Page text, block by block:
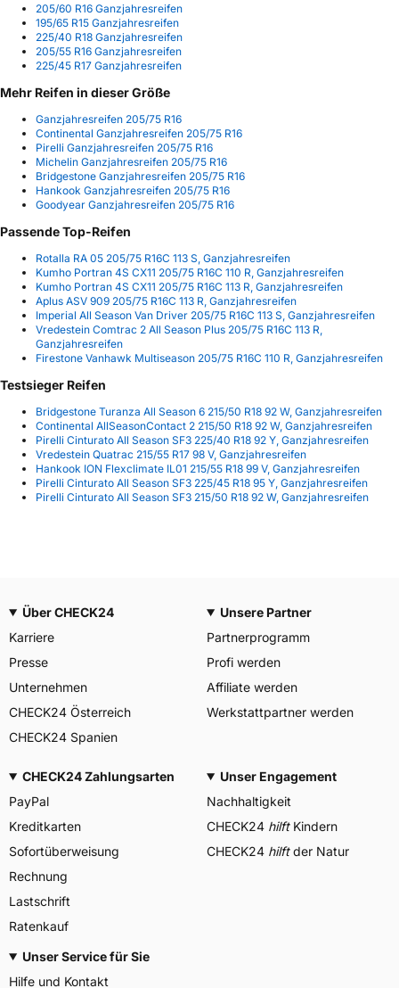
205/60 R16 Ganzjahresreifen
195/65 R15 Ganzjahresreifen
225/40 R18 Ganzjahresreifen
205/55 R16 Ganzjahresreifen
225/45 R17 Ganzjahresreifen
Mehr Reifen in dieser Größe
Ganzjahresreifen 205/75 R16
Continental Ganzjahresreifen 205/75 R16
Pirelli Ganzjahresreifen 205/75 R16
Michelin Ganzjahresreifen 205/75 R16
Bridgestone Ganzjahresreifen 205/75 R16
Hankook Ganzjahresreifen 205/75 R16
Goodyear Ganzjahresreifen 205/75 R16
Passende Top-Reifen
Rotalla RA 05 205/75 R16C 113 S, Ganzjahresreifen
Kumho Portran 4S CX11 205/75 R16C 110 R, Ganzjahresreifen
Kumho Portran 4S CX11 205/75 R16C 113 R, Ganzjahresreifen
Aplus ASV 909 205/75 R16C 113 R, Ganzjahresreifen
Imperial All Season Van Driver 205/75 R16C 113 S, Ganzjahresreifen
Vredestein Comtrac 2 All Season Plus 205/75 R16C 113 R,
Ganzjahresreifen
Firestone Vanhawk Multiseason 205/75 R16C 110 R, Ganzjahresreifen
Testsieger Reifen
Bridgestone Turanza All Season 6 215/50 R18 92 W, Ganzjahresreifen
Continental AllSeasonContact 2 215/50 R18 92 W, Ganzjahresreifen
Pirelli Cinturato All Season SF3 225/40 R18 92 Y, Ganzjahresreifen
Vredestein Quatrac 215/55 R17 98 V, Ganzjahresreifen
Hankook ION Flexclimate IL01 215/55 R18 99 V, Ganzjahresreifen
Pirelli Cinturato All Season SF3 225/45 R18 95 Y, Ganzjahresreifen
Pirelli Cinturato All Season SF3 215/50 R18 92 W, Ganzjahresreifen
Über CHECK24
Karriere
Presse
Unternehmen
CHECK24 Österreich
CHECK24 Spanien
Unsere Partner
Partnerprogramm
Profi werden
Affiliate werden
Werkstattpartner werden
CHECK24 Zahlungsarten
PayPal
Kreditkarten
Sofortüberweisung
Rechnung
Lastschrift
Ratenkauf
Unser Engagement
Nachhaltigkeit
CHECK24 hilftKindern
CHECK24 hilftder Natur
Unser Service für Sie
Hilfe und Kontakt